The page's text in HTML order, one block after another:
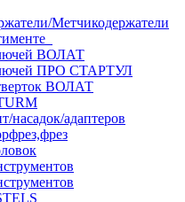
Метчикодержатели
ВОЛАТ
ПРО СТАРТУЛ
ВОЛАТ
насадок/адаптеров